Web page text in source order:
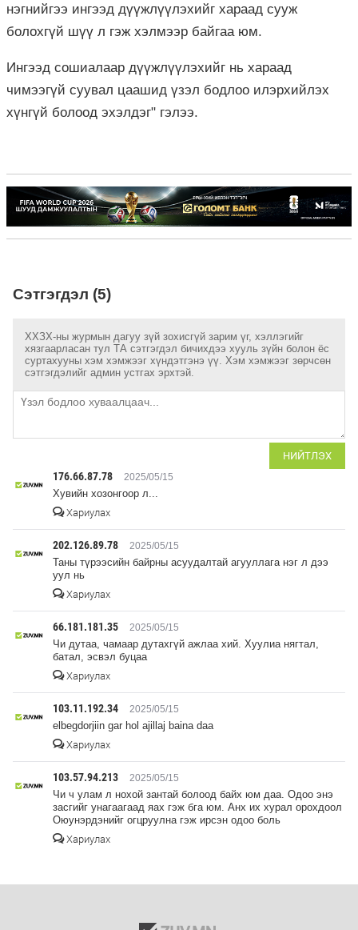
нэгнийгээ ингээд дүүжлүүлэхийг хараад сууж
болохгүй шүү л гэж хэлмээр байгаа юм.
Ингээд сошиалаар дүүжлүүлэхийг нь хараад
чимээгүй суувал цаашид үзэл бодлоо илэрхийлэх
хүнгүй болоод эхэлдэг" гэлээ.
Сэтгэгдэл (5)
ХХЗХ-ны журмын дагуу зүй зохисгүй зарим үг, хэллэгийг
хязгаарласан тул ТА сэтгэгдэл бичихдээ хууль зүйн болон ёс
суртахууны хэм хэмжээг хүндэтгэнэ үү. Хэм хэмжээг зөрчсөн
сэтгэгдэлийг админ устгах эрхтэй.
НИЙТЛЭХ
176.66.87.78 2025/05/15
Хувийн хозонгоор л...
Хариулах
202.126.89.78 2025/05/15
Таны түрээсийн байрны асуудалтай агууллага нэг л дээ
уул нь
Хариулах
66.181.181.35 2025/05/15
Чи дутаа, чамаар дутахгүй ажлаа хий. Хуулиа нягтал,
батал, эсвэл буцаа
Хариулах
103.11.192.34 2025/05/15
elbegdorjiin gar hol ajillaj baina daa
Хариулах
103.57.94.213 2025/05/15
Чи ч улам л нохой зантай болоод байх юм даа. Одоо энэ
засгийг унагаагаад яах гэж бга юм. Анх их хурал орохдоол
Оюунэрдэнийг огцруулна гэж ирсэн одоо боль
Хариулах